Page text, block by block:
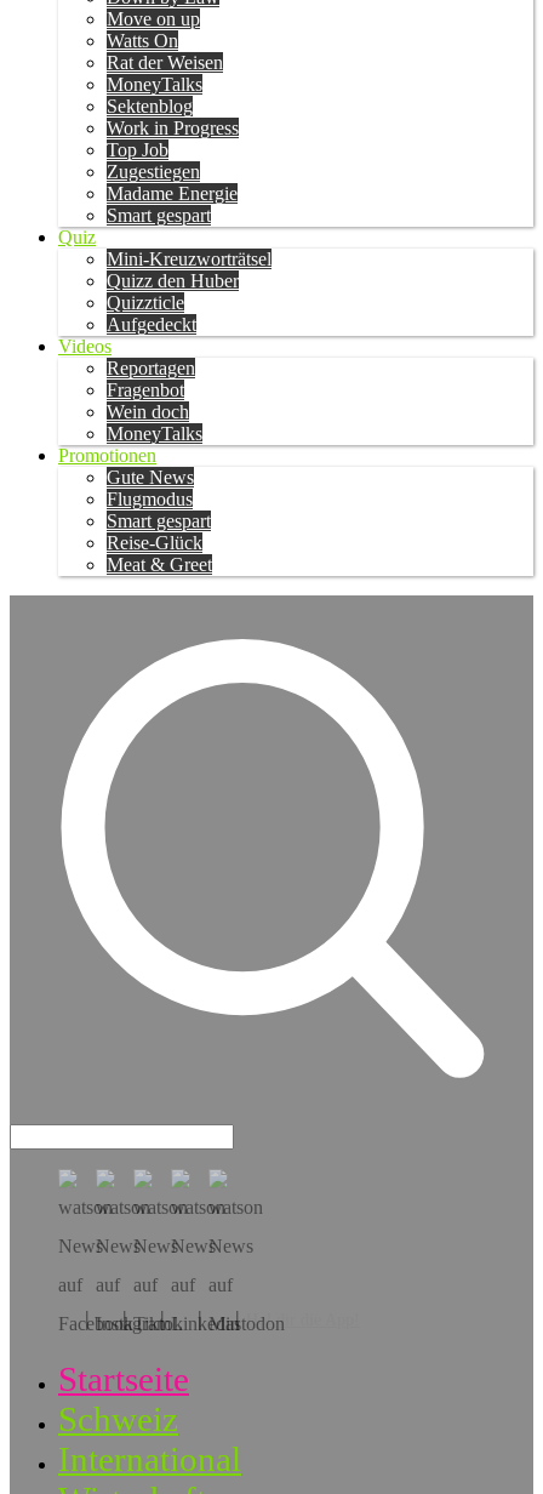
Move on up
Watts On
Rat der Weisen
MoneyTalks
Sektenblog
Work in Progress
Top Job
Zugestiegen
Madame Energie
Smart gespart
Quiz
Mini-Kreuzworträtsel
Quizz den Huber
Quizzticle
Aufgedeckt
Videos
Reportagen
Fragenbot
Wein doch
MoneyTalks
Promotionen
Gute News
Flugmodus
Smart gespart
Reise-Glück
Meat & Greet
Hol dir die App!
Startseite
Schweiz
International